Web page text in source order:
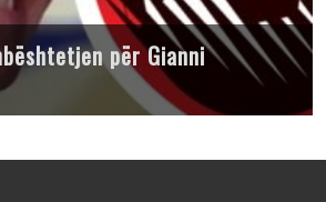
për Gianni